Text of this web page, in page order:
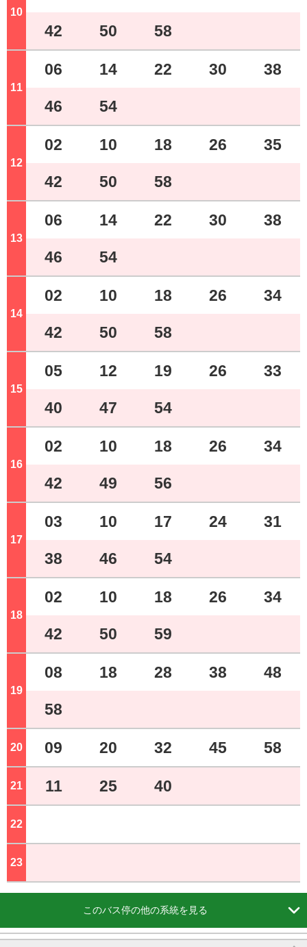
10
42 50 58
11
06 14 22 30 38
46 54
12
02 10 18 26 35
42 50 58
13
06 14 22 30 38
46 54
14
02 10 18 26 34
42 50 58
15
05 12 19 26 33
40 47 54
16
02 10 18 26 34
42 49 56
17
03 10 17 24 31
38 46 54
18
02 10 18 26 34
42 50 59
19
08 18 28 38 48
58
20 09 20 32 45 58
21 11 25 40
22
23
このバス停の他の系統を見る
